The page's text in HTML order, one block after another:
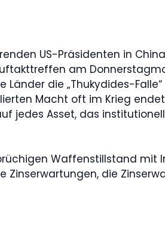
US-Präsidenten in
am
die „Thukydides-Falle“
Macht oft im Krieg
jedes Asset, das
Waffenstillstand mit
Zinserwartungen, die